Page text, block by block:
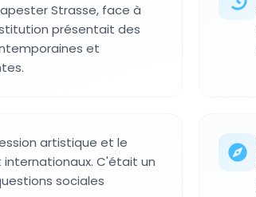
Strasse, face à
présentait des
et
artistique et le
C'était un
sociales